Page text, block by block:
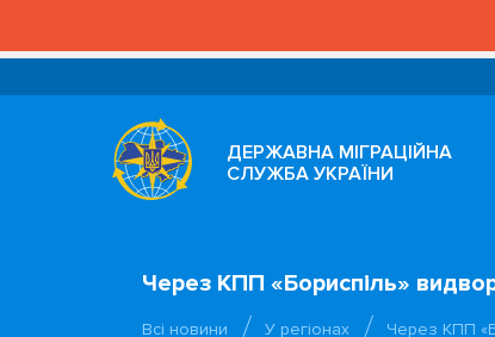
ДЕРЖАВНА МІГРАЦІЙНА
СЛУЖБА УКРАЇНИ
Через КПП «Бориспіль»
Всі новини У регіонах Через КПП